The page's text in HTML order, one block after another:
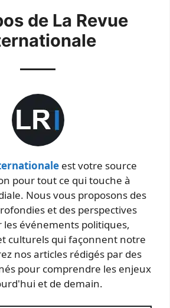
de La Revue
est votre source
pour tout ce qui touche à
Nous vous proposons des
et des perspectives
les événements politiques,
culturels qui façonnent notre
nos articles rédigés par des
pour comprendre les enjeux
et de demain.